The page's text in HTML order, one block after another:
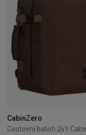
CabinZero